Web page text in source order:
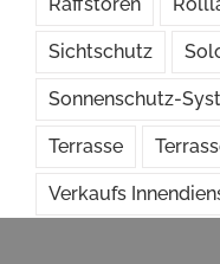
Raffstoren
Sichtschutz
Sonnenschutz-
Terrasse
Verkaufs